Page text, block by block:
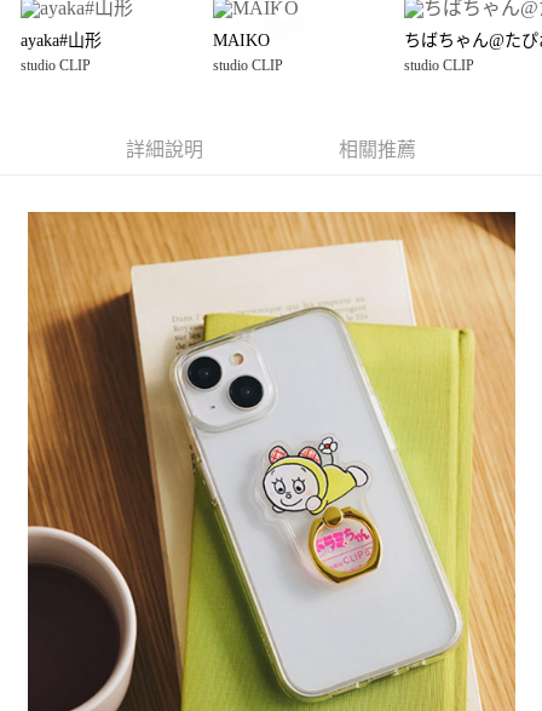
【大哥付你分期使用說明】
1.本服務由台灣大哥大提供，台灣大哥大用戶可立即使用無須另外申請。
3.實際核准額度、可分期數及費用金額請依後續交易確認頁面所載為準。
法說明評估內容。
【繳款方式說明】
1.分期款項不併入電信帳單，「大哥付你分期」於每月結算日後寄送繳費提
醒簡訊。
2.透過簡訊連結打開帳單後，可選擇「超商條碼／台灣大直營門市／銀行轉
帳／街口支付／iPASS MONEY」等通路繳費。
【注意事項】
1.本服務係由「台灣大哥大股份有限公司」（以下簡稱本公司）所提供，讓
用戶於交易時，得透過本服務購買商品或服務，並由商店將買賣／分期付款
買賣價金債權讓與本公司後，依約使用本公司帳單繳交帳款。
2.基於同意付款使用「大哥付你分期」之契約關係目的，商店將以您的個人
資料（包含姓名、電話或地址）提供予台灣大哥大進項蒐集、處理及利用，
由本公司與您本人進行分期帳單所需資料之確認、核對及更正。
3.完整用戶服務條款，請詳閱以下連結：https://oppay.tw/userRule
AFTEE先享後付
AFTEE先享後付是「在收到商品之後才付款」的支付方式。 讓您購物簡單便
２．便利：只要手機號碼，簡訊認證，即可結帳。
３．安心：先確認商品／服務後，再付款。
【「AFTEE先享後付」結帳流程】
１．於結帳方式選擇「AFTEE先享後付」後，將跳轉至「AFTEE先享後付」
結帳頁面，進行簡訊認證並確認金額後，即可完成結帳。
２．訂單成立數日內，您將收到繳費通知簡訊。
３．收到繳費通知簡訊後14天內，點擊此簡訊中的連結，可透過四大超商／
ATM／網路銀行／等多元方式進行付款，方視為交易完成。
※ 請注意：結帳手續完成當下不需立刻繳費，但若您需要取消訂單，請聯絡
購買商品的店家。未經商家同意取消之訂單仍視為有效，需透過AFTEE先享
後付繳納相關費用。
※ 交易是否成功請以「AFTEE先享後付 」之結帳頁面顯示為準，若有關於
是否繳費成功／繳費後需取消欲退款等相關疑問，請聯繫「AFTEE先享後付
客戶支援中心」
https://netprotections.freshdesk.com/support/home
【注意事項】
１．透過由恩沛科技股份有限公司提供之「AFTEE先享後付」服務完成之交
易，需依本服務之必要範圍內提供個人資料，並將交易相關給付款項請求債
權轉讓予恩沛科技股份有限公司。
２．關於個人資料處理事宜，請瀏覽以下網址：
https://aftee.tw/terms/#terms3
３．未成年的使用者請事先徵得法定代理人或監護人之同意方可使用
「AFTEE先享後付」，若未經同意申辦者引起之損失，本公司不負相關責
每筆NT$80，滿NT$1,500(含以上)免運費
付款後 全家取貨
每筆NT$80，滿NT$1,500(含以上)免運費
7-11 取貨付款
每筆NT$80，滿NT$1,500(含以上)免運費
付款後 7-11取貨
每筆NT$80，滿NT$1,500(含以上)免運費
宅配
每筆NT$80，滿NT$1,500(含以上)免運費
ayaka#山形
studio CLIP
MAIKO
studio CLIP
ちばちゃん@たぴ
studio CLIP
詳細說明 相關推薦